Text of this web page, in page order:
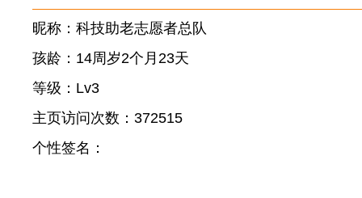
昵称：科技助老志愿者总队
孩龄：14周岁2个月23天
等级：Lv3
主页访问次数：372515
个性签名：